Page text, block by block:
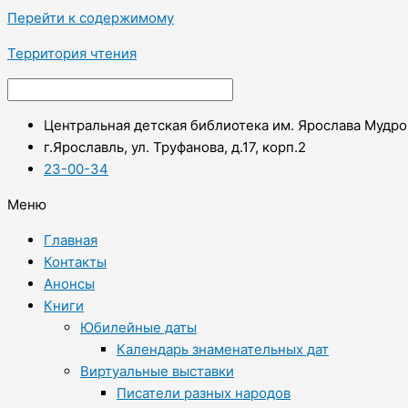
Перейти к содержимому
Территория чтения
Центральная детская библиотека им. Ярослава
г.Ярославль, ул. Труфанова, д.17, корп.2
23-00-34
Меню
Главная
Контакты
Анонсы
Книги
Юбилейные даты
Календарь знаменательных дат
Виртуальные выставки
Писатели разных народов